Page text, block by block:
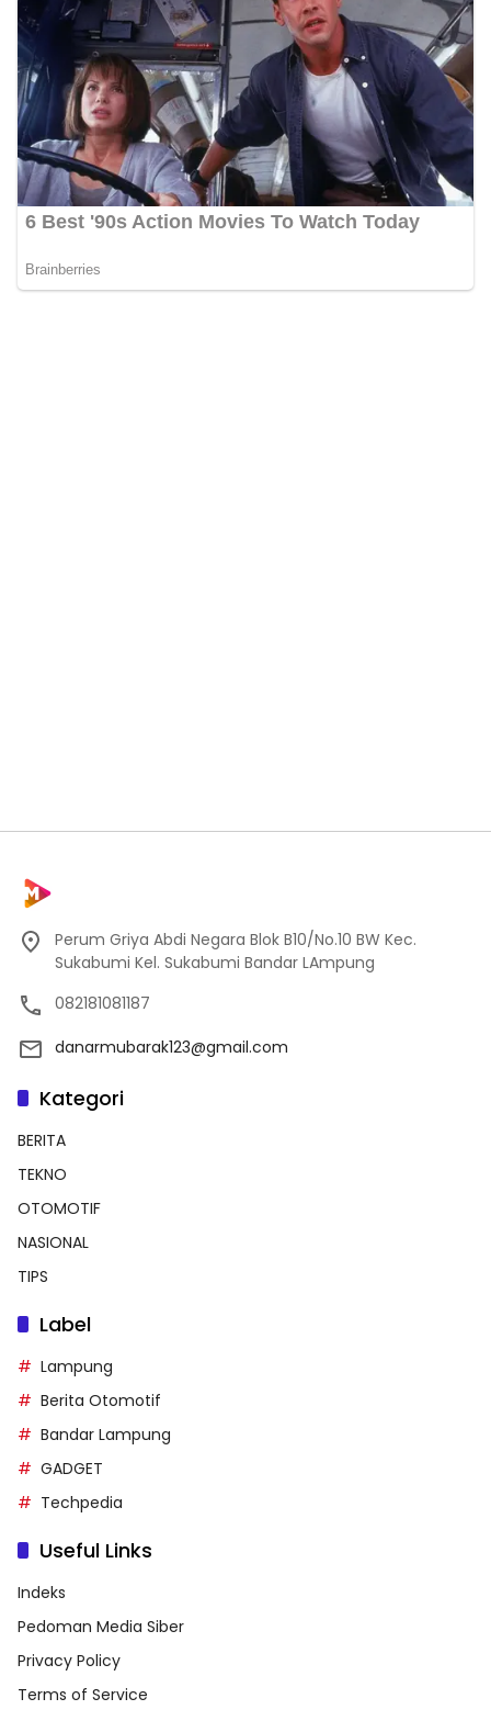
Perum Griya Abdi Negara Blok B10/No.10 BW Kec.
Sukabumi Kel. Sukabumi Bandar LAmpung
082181081187
danarmubarak123@gmail.com
Kategori
BERITA
TEKNO
OTOMOTIF
NASIONAL
TIPS
Label
Lampung
Berita Otomotif
Bandar Lampung
GADGET
Techpedia
Useful Links
Indeks
Pedoman Media Siber
Privacy Policy
Terms of Service